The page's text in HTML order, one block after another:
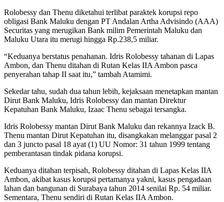
Rolobessy dan Thenu diketahui terlibat paraktek korupsi repo
obligasi Bank Maluku dengan PT Andalan Artha Advisindo (AAA)
Securitas yang merugikan Bank milim Pemerintah Maluku dan
Maluku Utara itu merugi hingga Rp.238,5 miliar.
“Keduanya berstatus penahanan. Idris Rolobessy tahanan di Lapas
Ambon, dan Thenu ditahan di Rutan Kelas IIA Ambon pasca
penyerahan tahap II saat itu,” tambah Atamimi.
Sekedar tahu, sudah dua tahun lebih, kejaksaan menetapkan mantan
Dirut Bank Maluku, Idris Rolobessy dan mantan Direktur
Kepatuhan Bank Maluku, Izaac Thenu sebagai tersangka.
Idris Rolobessy mantan Dirut Bank Maluku dan rekannya Izack B.
Thenu mantan Dirut Kepatuhan itu, disangkakan melanggar pasal 2
dan 3 juncto pasal 18 ayat (1) UU Nomor: 31 tahun 1999 tentang
pemberantasan tindak pidana korupsi.
Keduanya ditahan terpisah, Rolobessy ditahan di Lapas Kelas IIA
Ambon, akibat kasus korupsi pertamanya yakni, kasus pengadaan
lahan dan bangunan di Surabaya tahun 2014 senilai Rp. 54 miliar.
Sementara, Thenu sendiri di Rutan Kelas IIA Ambon.